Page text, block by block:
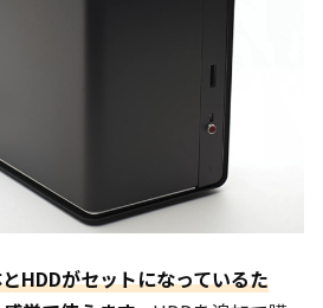
HDDがセットになっているた